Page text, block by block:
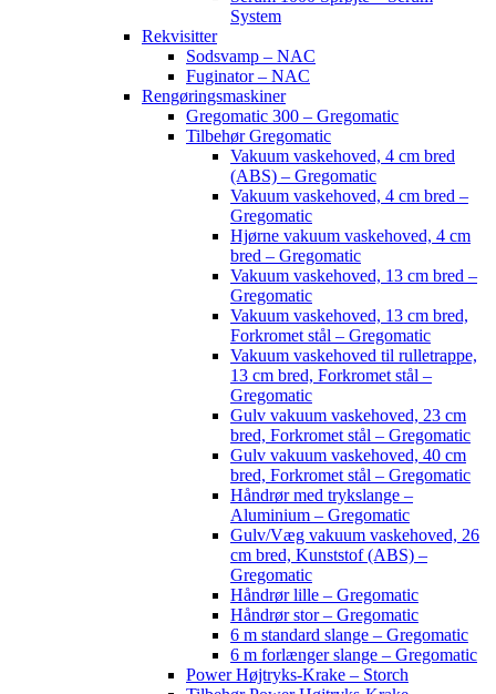
System
Rekvisitter
Sodsvamp – NAC
Fuginator – NAC
Rengøringsmaskiner
Gregomatic 300 – Gregomatic
Tilbehør Gregomatic
Vakuum vaskehoved, 4 cm bred
(ABS) – Gregomatic
Vakuum vaskehoved, 4 cm bred –
Gregomatic
Hjørne vakuum vaskehoved, 4 cm
bred – Gregomatic
Vakuum vaskehoved, 13 cm bred –
Gregomatic
Vakuum vaskehoved, 13 cm bred,
Forkromet stål – Gregomatic
Vakuum vaskehoved til rulletrappe,
13 cm bred, Forkromet stål –
Gregomatic
Gulv vakuum vaskehoved, 23 cm
bred, Forkromet stål – Gregomatic
Gulv vakuum vaskehoved, 40 cm
bred, Forkromet stål – Gregomatic
Håndrør med trykslange –
Aluminium – Gregomatic
Gulv/Væg vakuum vaskehoved, 26
cm bred, Kunststof (ABS) –
Gregomatic
Håndrør lille – Gregomatic
Håndrør stor – Gregomatic
6 m standard slange – Gregomatic
6 m forlænger slange – Gregomatic
Power Højtryks-Krake – Storch